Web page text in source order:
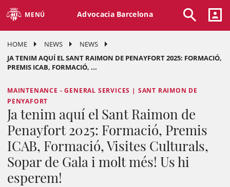
MENÚ Advocacia Barcelona
HOME NEWS
NEWS
JA TENIM AQUÍ EL SANT RAIMON DE PENAYFORT 2025: FORMACIÓ,
PREMIS ICAB, FORMACIÓ, ...
MAINTENANCE - GENERAL SERVICES | SANT RAIMON DE
PENYAFORT
Ja tenim aquí el Sant Raimon de
Penayfort 2025: Formació, Premis
ICAB, Formació, Visites Culturals,
Sopar de Gala i molt més! Us hi
esperem!